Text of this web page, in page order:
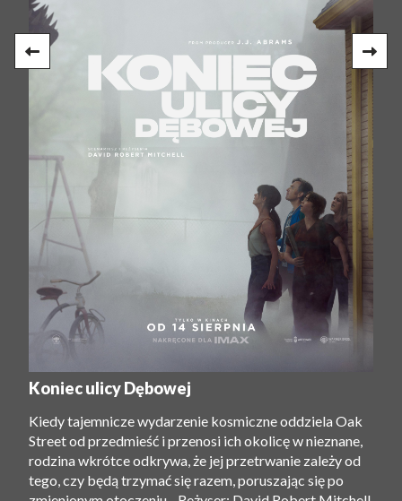
Koniec ulicy Dębowej
Kiedy tajemnicze wydarzenie kosmiczne oddziela Oak
Street od przedmieść i przenosi ich okolicę w nieznane,
rodzina wkrótce odkrywa, że ​​jej przetrwanie zależy od
tego, czy będą trzymać się razem, poruszając się po